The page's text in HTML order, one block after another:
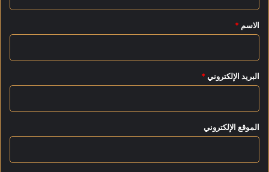
ا
ذ
ك
ا
ن
ص
*
الاسم *
البريد الإلكتروني *
الموقع الإلكتروني